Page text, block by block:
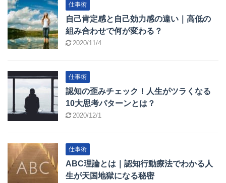
仕事術
自己肯定感と自己効力感の違い｜高低の
組み合わせで何が変わる？
2020/11/4
仕事術
認知の歪みチェック！人生がツラくなる
10大思考パターンとは？
2020/12/1
仕事術
ABC理論とは｜認知行動療法でわかる人
生が天国地獄になる秘密